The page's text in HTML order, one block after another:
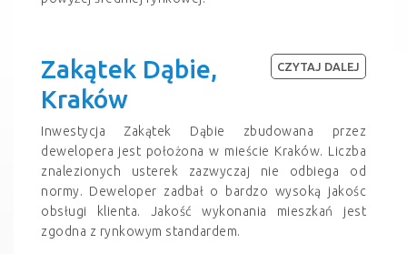
Zakątek Dąbie,
Kraków
Inwestycja Zakątek Dąbie zbudowana przez
dewelopera jest położona w mieście Kraków. Liczba
znalezionych usterek zazwyczaj nie odbiega od
normy. Deweloper zadbał o bardzo wysoką jakośc
obsługi klienta. Jakość wykonania mieszkań jest
zgodna z rynkowym standardem.
CZYTAJ DALEJ